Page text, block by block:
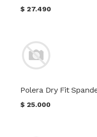
$ 27.490
Polera Dry Fit
$ 25.000